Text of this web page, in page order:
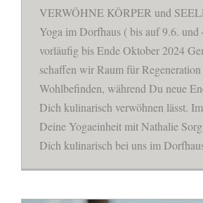
VERWÖHNE KÖRPER und
Yoga im Dorfhaus ( bis auf 9.6. und
vorläufig bis Ende Oktober 2024
schaffen wir Raum für
Wohlbefinden, während Du neue
Dich kulinarisch verwöhnen lässt.
Deine Yogaeinheit mit Nathalie
Dich kulinarisch bei uns im